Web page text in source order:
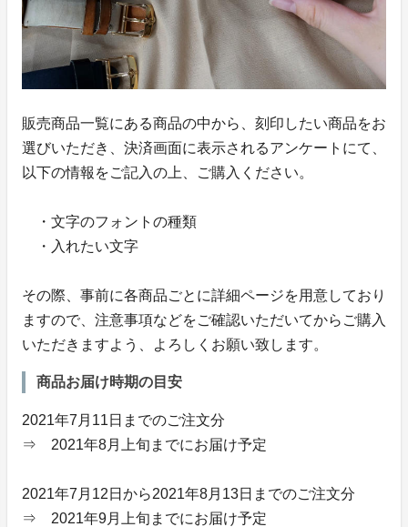
販売商品一覧にある商品の中から、刻印したい商品をお
選びいただき、決済画面に表示されるアンケートにて、
以下の情報をご記入の上、ご購入ください。
・文字のフォントの種類
・入れたい文字
その際、事前に各商品ごとに詳細ページを用意しており
ますので、注意事項などをご確認いただいてからご購入
いただきますよう、よろしくお願い致します。
商品お届け時期の目安
2021年7月11日までのご注文分
⇒ 2021年8月上旬までにお届け予定
2021年7月12日から2021年8月13日までのご注文分
⇒ 2021年9月上旬までにお届け予定